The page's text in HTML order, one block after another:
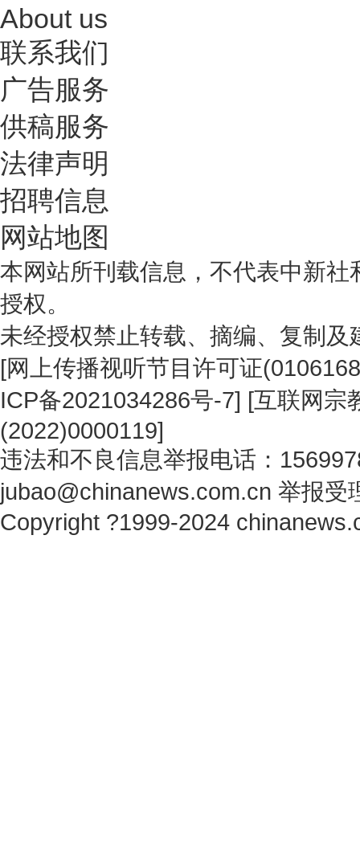
About us
联系我们
广告服务
供稿服务
法律声明
招聘信息
网站地图
本网站所刊载信息，不代表中新
授权。
未经授权禁止转载、摘编、复制
[网上传播视听节目许可证
ICP备2021034286号-7] [互联网宗
(2022)0000119]
违法和不良信息举报电话：
jubao@chinanews.com.cn 举报受
Copyright ?1999-2024